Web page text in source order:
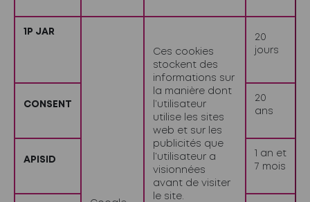
1P JAR
Ces cookies
stockent des
informations sur
la manière dont
l’utilisateur
utilise les sites
web et sur les
publicités que
l’utilisateur a
visionnées
avant de visiter
le site.
20
jours
CONSENT
20
ans
APISID
1 an et
7 mois